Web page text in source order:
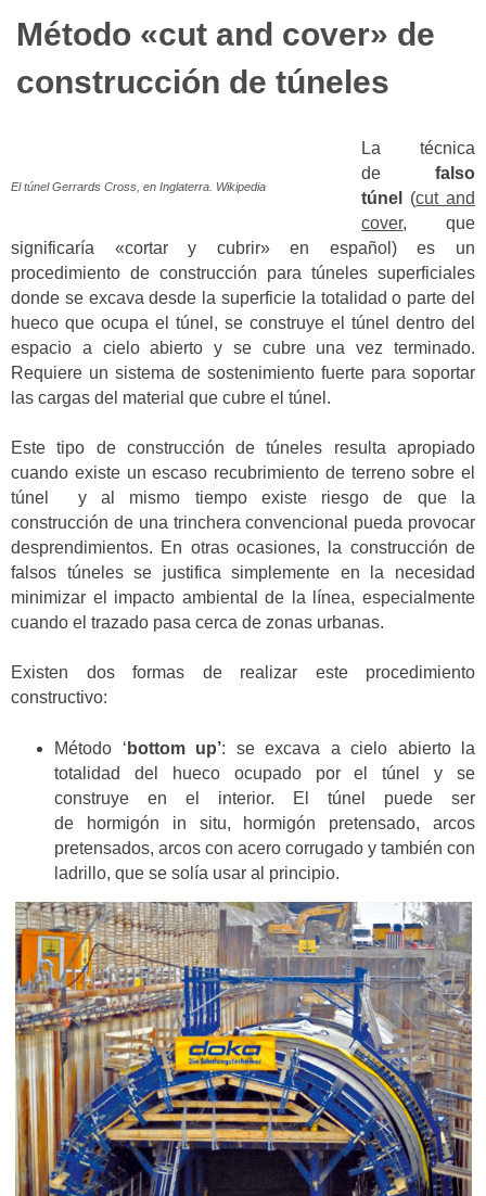
Método «cut and cover» de
construcción de túneles
El túnel Gerrards Cross, en Inglaterra. Wikipedia
La técnica
de falso
túnel
(cut and
cover, que
significaría «cortar y cubrir» en español) es un
procedimiento de construcción para túneles superficiales
donde se excava desde la superficie la totalidad o parte del
hueco que ocupa el túnel, se construye el túnel dentro del
espacio a cielo abierto y se cubre una vez terminado.
Requiere un sistema de sostenimiento fuerte para soportar
las cargas del material que cubre el túnel.
Este tipo de construcción de túneles resulta apropiado
cuando existe un escaso recubrimiento de terreno sobre el
túnel y al mismo tiempo existe riesgo de que la
construcción de una trinchera convencional pueda provocar
desprendimientos. En otras ocasiones, la construcción de
falsos túneles se justifica simplemente en la necesidad
minimizar el impacto ambiental de la línea, especialmente
cuando el trazado pasa cerca de zonas urbanas.
Existen dos formas de realizar este procedimiento
constructivo:
Método ‘ bottom up’: se excava a cielo abierto la
totalidad del hueco ocupado por el túnel y se
construye en el interior. El túnel puede ser
de hormigón in situ, hormigón pretensado, arcos
pretensados, arcos con acero corrugado y también con
ladrillo, que se solía usar al principio.